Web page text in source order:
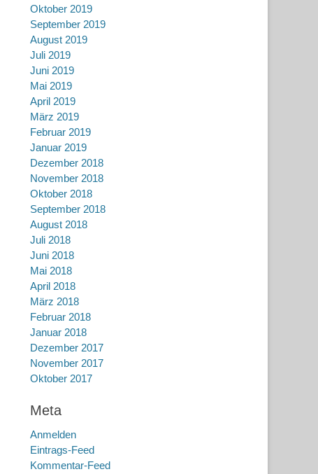
Oktober 2019
September 2019
August 2019
Juli 2019
Juni 2019
Mai 2019
April 2019
März 2019
Februar 2019
Januar 2019
Dezember 2018
November 2018
Oktober 2018
September 2018
August 2018
Juli 2018
Juni 2018
Mai 2018
April 2018
März 2018
Februar 2018
Januar 2018
Dezember 2017
November 2017
Oktober 2017
Meta
Anmelden
Eintrags-Feed
Kommentar-Feed